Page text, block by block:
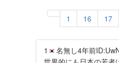
1 16 17
1 名無し4年前